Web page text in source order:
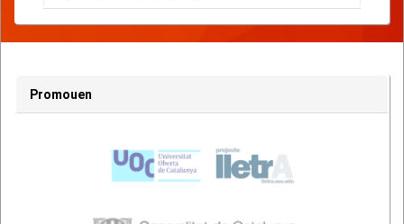
Promouen